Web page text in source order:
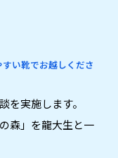
い靴でお越しくださ
を実施します。
森」を龍大生と一